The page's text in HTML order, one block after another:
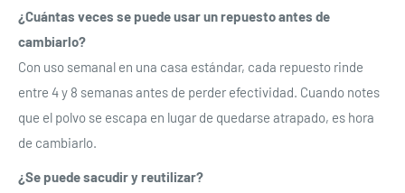
¿Cuántas veces se puede usar un repuesto antes de
cambiarlo?
Con uso semanal en una casa estándar, cada repuesto rinde
entre 4 y 8 semanas antes de perder efectividad. Cuando notes
que el polvo se escapa en lugar de quedarse atrapado, es hora
de cambiarlo.
¿Se puede sacudir y reutilizar?
lista de deseos y ver los artículos guardados
anteriormente.
Acceso